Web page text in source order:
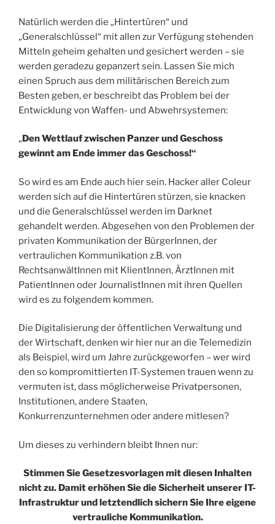
Natürlich werden die „Hintertüren“ und
„Generalschlüssel“ mit allen zur Verfügung stehenden
Mitteln geheim gehalten und gesichert werden – sie
werden geradezu gepanzert sein. Lassen Sie mich
einen Spruch aus dem militärischen Bereich zum
Besten geben, er beschreibt das Problem bei der
Entwicklung von Waffen- und Abwehrsystemen:
„Den Wettlauf zwischen Panzer und Geschoss
gewinnt am Ende immer das Geschoss!“
So wird es am Ende auch hier sein. Hacker aller Coleur
werden sich auf die Hintertüren stürzen, sie knacken
und die Generalschlüssel werden im Darknet
gehandelt werden. Abgesehen von den Problemen der
privaten Kommunikation der BürgerInnen, der
vertraulichen Kommunikation z.B. von
RechtsanwältInnen mit KlientInnen, ÄrztInnen mit
PatientInnen oder JournalistInnen mit ihren Quellen
wird es zu folgendem kommen.
Die Digitalisierung der öffentlichen Verwaltung und
der Wirtschaft, denken wir hier nur an die Telemedizin
als Beispiel, wird um Jahre zurückgeworfen – wer wird
den so kompromittierten IT-Systemen trauen wenn zu
vermuten ist, dass möglicherweise Privatpersonen,
Institutionen, andere Staaten,
Konkurrenzunternehmen oder andere mitlesen?
Um dieses zu verhindern bleibt Ihnen nur:
Stimmen Sie Gesetzesvorlagen mit diesen Inhalten
nicht zu. Damit erhöhen Sie die Sicherheit unserer IT-
Infrastruktur und letztendlich sichern Sie Ihre eigene
vertrauliche Kommunikation.